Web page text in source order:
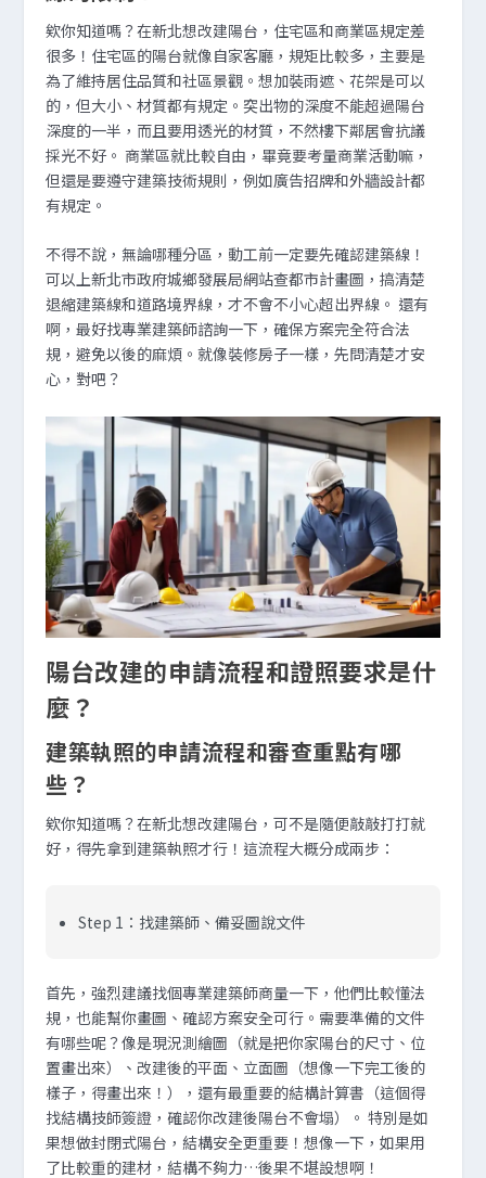
欸你知道嗎？在新北想改建陽台，住宅區和商業區規定差
很多！住宅區的陽台就像自家客廳，規矩比較多，主要是
為了維持居住品質和社區景觀。想加裝雨遮、花架是可以
的，但大小、材質都有規定。突出物的深度不能超過陽台
深度的一半，而且要用透光的材質，不然樓下鄰居會抗議
採光不好。 商業區就比較自由，畢竟要考量商業活動嘛，
但還是要遵守建築技術規則，例如廣告招牌和外牆設計都
有規定。
不得不說，無論哪種分區，動工前一定要先確認建築線！
可以上新北市政府城鄉發展局網站查都市計畫圖，搞清楚
退縮建築線和道路境界線，才不會不小心超出界線。 還有
啊，最好找專業建築師諮詢一下，確保方案完全符合法
規，避免以後的麻煩。就像裝修房子一樣，先問清楚才安
心，對吧？
陽台改建的申請流程和證照要求是什
麼？
建築執照的申請流程和審查重點有哪
些？
欸你知道嗎？在新北想改建陽台，可不是隨便敲敲打打就
好，得先拿到建築執照才行！這流程大概分成兩步：
Step 1：找建築師、備妥圖說文件
首先，強烈建議找個專業建築師商量一下，他們比較懂法
規，也能幫你畫圖、確認方案安全可行。需要準備的文件
有哪些呢？像是現況測繪圖（就是把你家陽台的尺寸、位
置畫出來）、改建後的平面、立面圖（想像一下完工後的
樣子，得畫出來！），還有最重要的結構計算書（這個得
找結構技師簽證，確認你改建後陽台不會塌）。 特別是如
果想做封閉式陽台，結構安全更重要！想像一下，如果用
了比較重的建材，結構不夠力…後果不堪設想啊！